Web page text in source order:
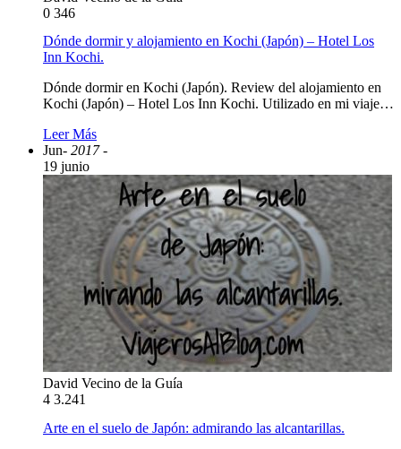
0 346
Dónde dormir y alojamiento en Kochi (Japón) – Hotel Los
Inn Kochi.
Dónde dormir en Kochi (Japón). Review del alojamiento en
Kochi (Japón) – Hotel Los Inn Kochi. Utilizado en mi viaje…
Leer Más
Jun- 2017 -
19 junio
David Vecino de la Guía
4 3.241
Arte en el suelo de Japón: admirando las alcantarillas.